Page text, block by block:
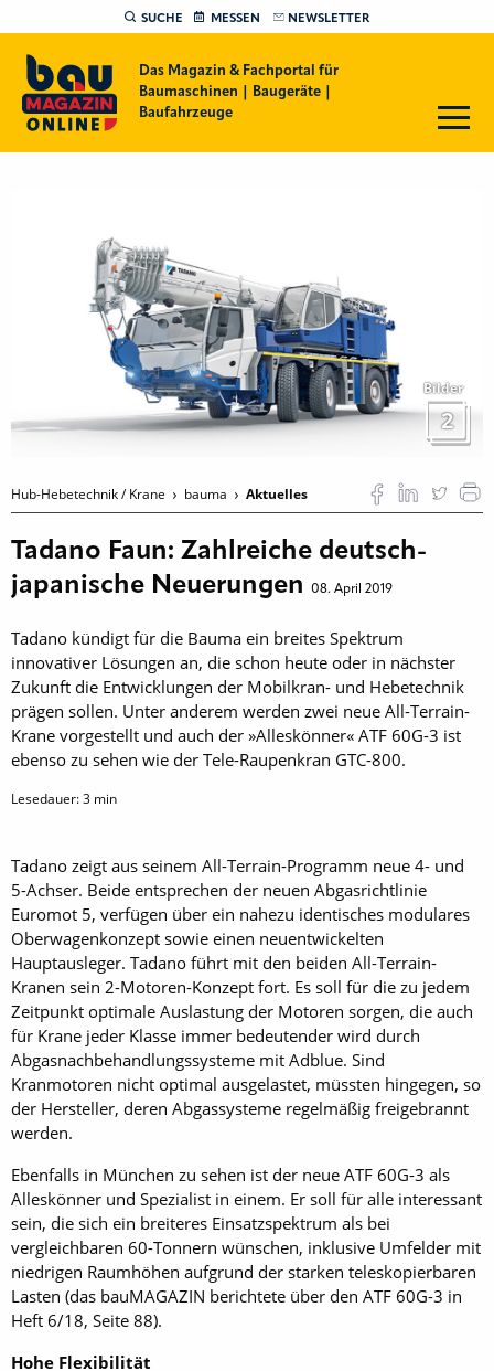
SUCHE MESSEN NEWSLETTER
Das Magazin & Fachportal für
Baumaschinen | Baugeräte |
Baufahrzeuge
Bilder
2
Hub-Hebetechnik / Krane bauma Aktuelles
Tadano Faun: Zahlreiche deutsch-
japanische Neuerungen
08. April 2019
Tadano kündigt für die Bauma ein breites Spektrum
innovativer Lösungen an, die schon heute oder in nächster
Zukunft die Entwicklungen der Mobilkran- und Hebetechnik
prägen sollen. Unter anderem werden zwei neue All-Terrain-
Krane vorgestellt und auch der »Alleskönner« ATF 60G-3 ist
ebenso zu sehen wie der Tele-Raupenkran GTC-800.
Lesedauer:3 min
Tadano zeigt aus seinem All-Terrain-Programm neue 4- und
5-Achser. Beide entsprechen der neuen Abgasrichtlinie
Euromot 5, verfügen über ein nahezu identisches modulares
Ober­wagenkonzept sowie einen neuentwickelten
Hauptausleger. Tadano führt mit den beiden All-Terrain-
Kranen sein 2-Motoren-Konzept fort. Es soll für die zu jedem
Zeitpunkt optimale Auslastung der Motoren sorgen, die auch
für Krane jeder Klasse ­immer bedeutender wird durch
Abgasnachbehandlungssysteme mit Adblue. Sind
Kranmotoren nicht optimal ausgelastet, müssten hingegen, so
der Hersteller, deren Abgassysteme regelmäßig freigebrannt
werden.
Ebenfalls in München zu sehen ist der neue ATF 60G-3 als
Alleskönner und Spezialist in einem. Er soll für alle interessant
sein, die sich ein breiteres Einsatzspektrum als bei
vergleichbaren 60-Tonnern wünschen, inklusive Umfelder mit
niedrigen Raumhöhen aufgrund der starken teleskopierbaren
Lasten (das bauMAGAZIN berichtete über den ATF 60G-3 in
Heft 6/18, Seite 88).
Hohe Flexibilität